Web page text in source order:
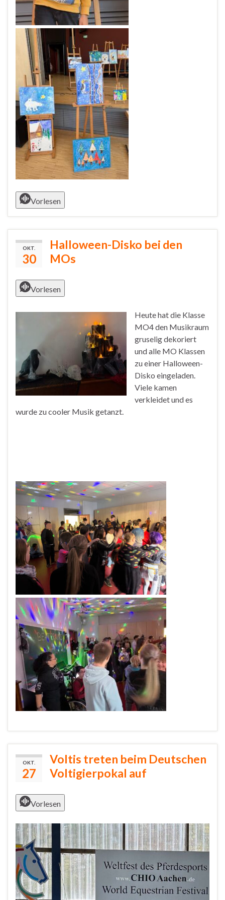
Vorlesen
OKT.
30
Halloween-Disko bei den
MOs
Vorlesen
Heute hat die Klasse
MO4 den Musikraum
gruselig dekoriert
und alle MO Klassen
zu einer Halloween-
Disko eingeladen.
Viele kamen
verkleidet und es
wurde zu cooler Musik getanzt.
OKT.
27
Voltis treten beim Deutschen
Voltigierpokal auf
Vorlesen